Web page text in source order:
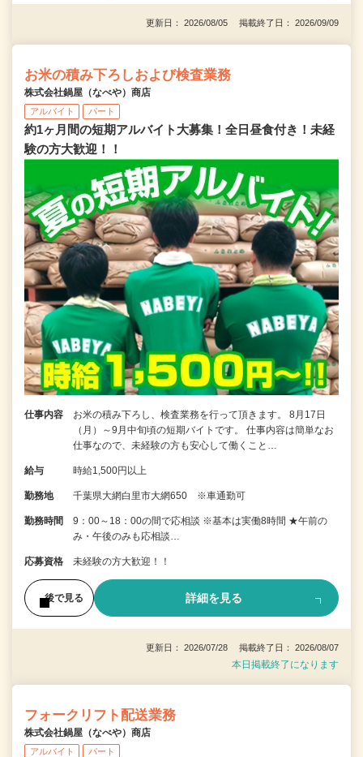
更新日： 2026/08/05 掲載終了日： 2026/09/09
お米の積み下ろしおよび検査業務
株式会社鍋屋（なべや）商店
アルバイト パート
約1ヶ月間の短期アルバイト大募集！全日昼食付き！未経
験の方大歓迎！！
仕事内容
お米の積み下ろし、検査業務を行って頂きます。 8月17日
（月）～9月中旬頃の短期バイトです。 仕事内容は簡単なお
仕事なので、未経験の方も安心して働くこと…
給与 時給1,500円以上
勤務地 千葉県大網白里市大網650 ※車通勤可
勤務時間
9：00～18：00の間で応相談 ※基本は実働8時間 ★午前の
み・午後のみも応相談…
応募資格 未経験の方大歓迎！！
後で見る 詳細を見る
更新日： 2026/07/28 掲載終了日： 2026/08/07
本日掲載終了になります
フォークリフト配送業務
株式会社鍋屋（なべや）商店
アルバイト パート